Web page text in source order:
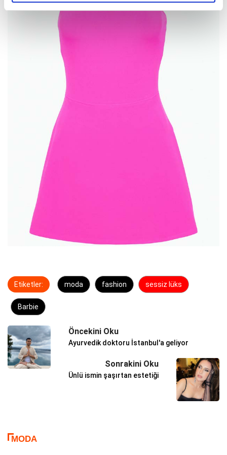
Etiketler: moda fashion sessiz lüks
Barbie
Öncekini Oku
Ayurvedik doktoru İstanbul'a geliyor
Sonrakini Oku
Ünlü ismin şaşırtan estetiği
MODA